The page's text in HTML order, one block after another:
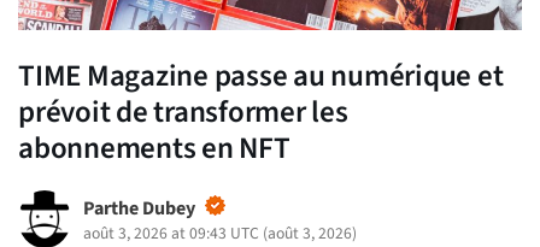
TIME Magazine passe au numérique et
prévoit de transformer les
abonnements en NFT
Parthe Dubey
août 3, 2026 at 09:43 UTC (août 3, 2026)